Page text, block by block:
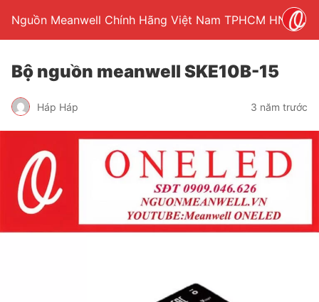
Nguồn Meanwell Chính Hãng Việt Nam TPHCM HN
Bộ nguồn meanwell SKE10B-15
Háp Háp 3 năm trước